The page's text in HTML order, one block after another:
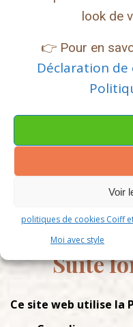
look de
👉 Pour en
Déclaration
Voir
politiques de cookies Coiff
Moi avec style
suppression des
données
légales ou pour
Les
vérifiés à l’aide
Suite
Ce site web utilise la